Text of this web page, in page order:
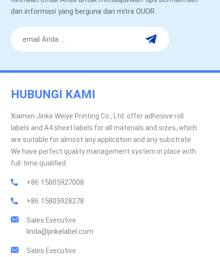
dan informasi yang berguna dari mitra OUOR.
HUBUNGI KAMI
Xiamen Jinke Weiye Printing Co., Ltd. offer adhesive roll
labels and A4 sheet labels for all materials and sizes, which
are suitable for almost any application and any substrate.
We have perfect quality management system in place with
full-time qualified
+86 15805927008
+86 15805928278
Sales Executive
linda@jinkelabel.com
Sales Executive